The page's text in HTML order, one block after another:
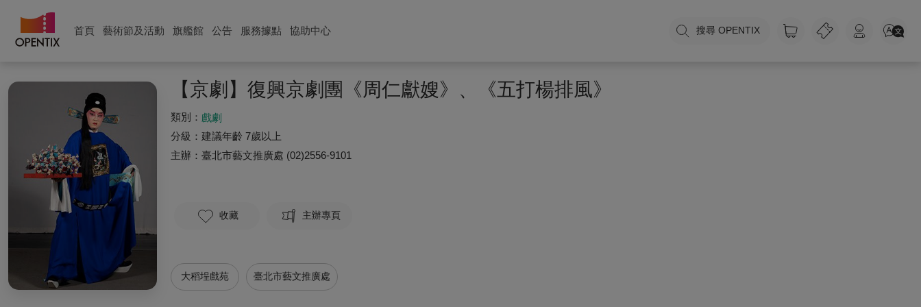
首頁 藝術節及活動 旗艦館 公告 服務據點 協助中心 搜尋 OPENTIX
【京劇】復興京劇團《周仁獻嫂》、《五打楊排風》
類別： 戲劇
分級： 建議年齡 7歲以上
主辦： 臺北市藝文推廣處 (02)2556-9101
收藏 主辦專頁
大稻埕戲苑 臺北市藝文推廣處